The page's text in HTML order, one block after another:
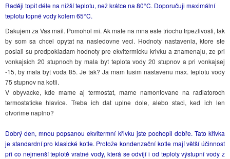
Raději topit déle na nižší teplotu, než krátce na 80°C. Doporučuji maximální
teplotu topné vody kolem 65°C.
Dakujem za Vas mail. Pomohol mi. Ak mate na mna este triochu trpezlivosti, tak
by som sa chcel opytat na nasledovne veci. Hodnoty nastavenia, ktore ste
poslali su predpokladam hodnoty pre ekvitermicku krivku a znamenaju, ze pri
vonkajsich 20 stupnoch by mala byt teplota vody 20 stupnov a pri vonkajsej
-15, by mala byt voda 85. Je tak? Ja mam tusim nastavenu max. teplotu vody
75 stupnov na kotli.
V obyvacke, kde mame aj termostat, mame namontovane na radiatoroch
termostaticke hlavice. Treba ich dat uplne dole, alebo staci, ked ich len
otvorime naplno?
Dobrý den, mnou popsanou ekvitermní křivku jste pochopil dobře. Tato křivka
je standardní pro klasické kotle. Protože kondenzační kotle mají větší účinnost
při co nejmenší teplotě vratné vody, která se odvíjí i od teploty výstupní vody z